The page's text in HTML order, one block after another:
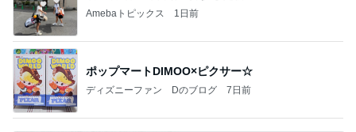
Amebaトピックス 1日前
ポップマートDIMOO×ピクサー☆
ディズニーファン Dのブログ 7日前